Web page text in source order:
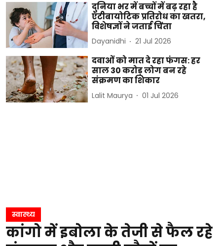
दुनिया भर में बच्चों में बढ़ रहा है
एंटीबायोटिक प्रतिरोध का खतरा,
विशेषज्ञों ने जताई चिंता
Dayanidhi 21 Jul 2026
दवाओं को मात दे रहा फंगस: हर
साल 30 करोड़ लोग बन रहे
संक्रमण का शिकार
Lalit Maurya 01 Jul 2026
स्वास्थ्य
कांगो में इबोला के तेजी से फैल रहे